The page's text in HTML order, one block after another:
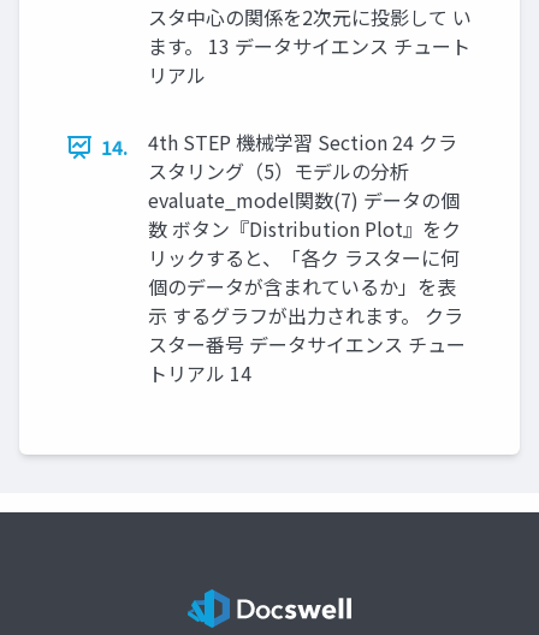
スタ中心の関係を2次元に投影して い
ます。 13 データサイエンス チュート
リアル
14.
4th STEP 機械学習 Section 24 クラ
スタリング（5）モデルの分析
evaluate_model関数(7) データの個
数 ボタン『Distribution Plot』をク
リックすると、「各ク ラスターに何
個のデータが含まれているか」を表
示 するグラフが出力されます。 クラ
スター番号 データサイエンス チュー
トリアル 14